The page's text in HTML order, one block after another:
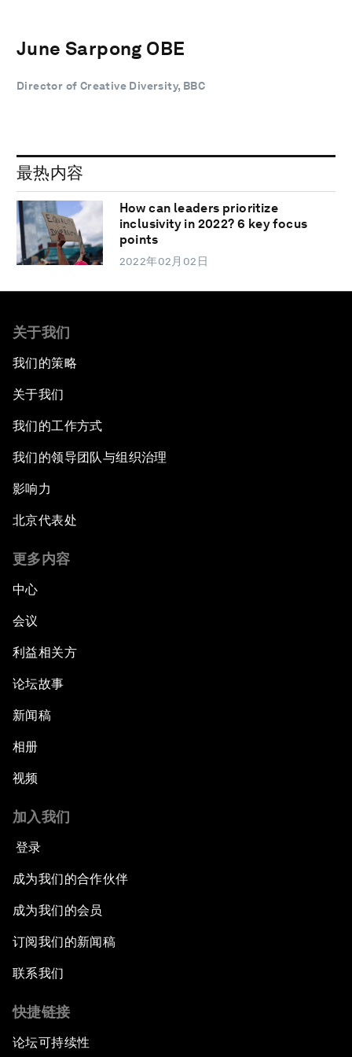
June Sarpong OBE
Director of Creative Diversity, BBC
最热内容
How can leaders prioritize
inclusivity in 2022? 6 key focus
points
2022年02月02日
关于我们
我们的策略
关于我们
我们的工作方式
我们的领导团队与组织治理
影响力
北京代表处
更多内容
中心
会议
利益相关方
论坛故事
新闻稿
相册
视频
加入我们
登录
成为我们的合作伙伴
成为我们的会员
订阅我们的新闻稿
联系我们
快捷链接
论坛可持续性